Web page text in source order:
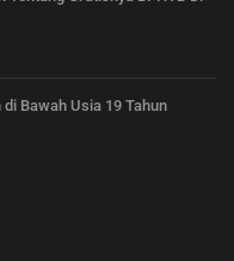
Bawah Usia 19 Tahun